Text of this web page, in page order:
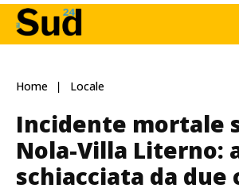
Home Locale
Incidente mortale
Nola-Villa Literno:
schiacciata da due